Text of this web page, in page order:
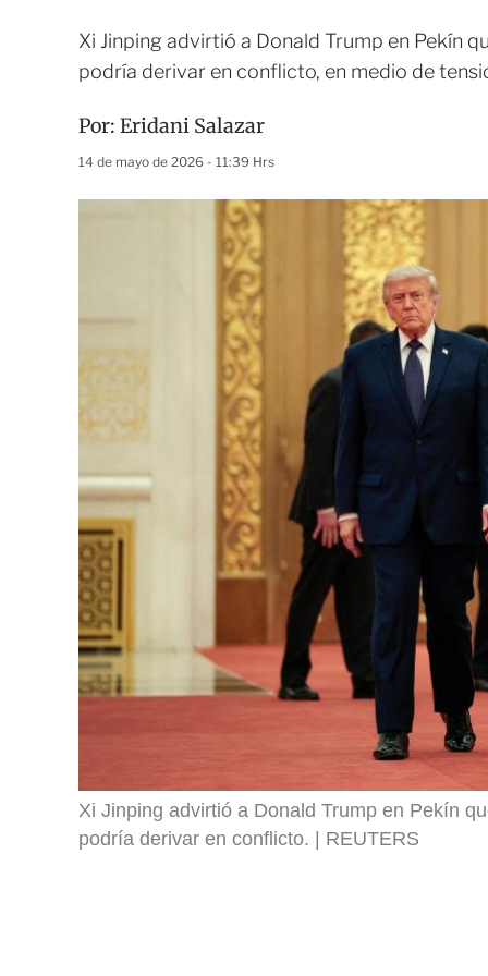
Xi Jinping advirtió a Donald Trump en Pekín
podría derivar en conflicto, en medio de
Por: Eridani Salazar
14 de mayo de 2026 - 11:39 Hrs
Xi Jinping advirtió a Donald Trump en Pekín
podría derivar en conflicto.
REUTERS